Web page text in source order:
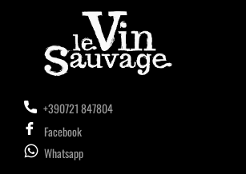
+390721 847804
Facebook
Whatsapp